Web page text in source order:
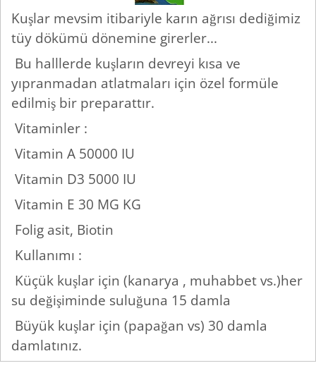
Kuşlar mevsim itibariyle karın ağrısı dediğimiz
tüy dökümü dönemine girerler...
Bu halllerde kuşların devreyi kısa ve
yıpranmadan atlatmaları için özel formüle
edilmiş bir preparattır.
Vitaminler :
Vitamin A 50000 IU
Vitamin D3 5000 IU
Vitamin E 30 MG KG
Folig asit, Biotin
Kullanımı :
Küçük kuşlar için (kanarya , muhabbet vs.)her
su değişiminde suluğuna 15 damla
Büyük kuşlar için (papağan vs) 30 damla
damlatınız.